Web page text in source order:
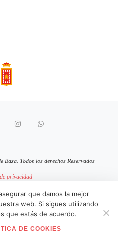
Baza. Todos los derechos Reservados
privacidad
de cookies
por pixelcero.com
que damos la mejor
web. Si sigues utilizando
que estás de acuerdo.
DE COOKIES